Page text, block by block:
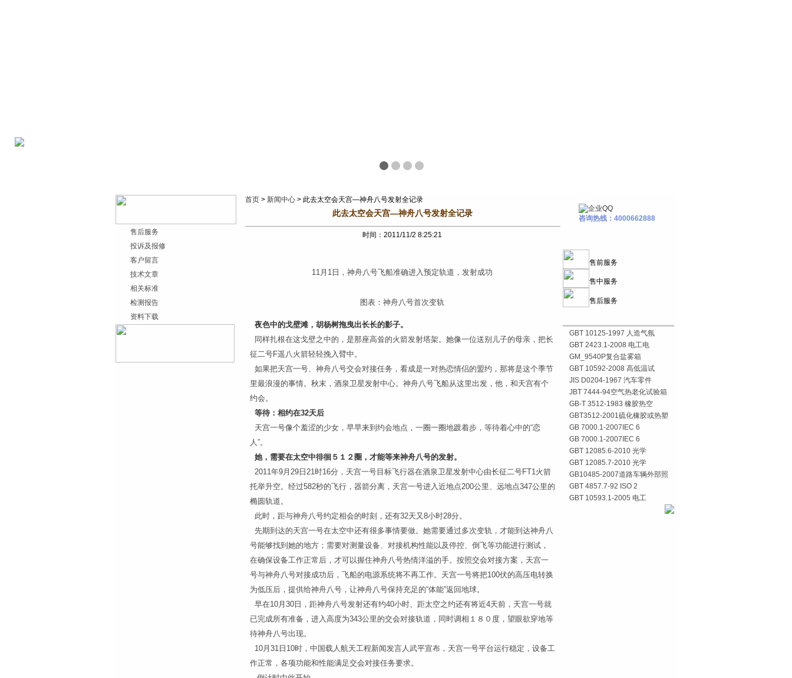
售后服务
投诉及报修
客户留言
技术文章
相关标准
检测报告
资料下载
首页 > 新闻中心 > 此去太空会天宫—神舟八号发射全记录
此去太空会天宫—神舟八号发射全记录
时间：2011/11/2 8:25:21
11月1日，神舟八号飞船准确进入预定轨道，发射成功
图表：神舟八号首次变轨
夜色中的戈壁滩，胡杨树拖曳出长长的影子。
同样扎根在这戈壁之中的，是那座高耸的火箭发射塔架。她像一位送别儿子的母亲，把长
征二号F遥八火箭轻轻挽入臂中。
如果把天宫一号、神舟八号交会对接任务，看成是一对热恋情侣的盟约，那将是这个季节
里最浪漫的事情。秋末，酒泉卫星发射中心。神舟八号飞船从这里出发，他，和天宫有个
约会。
等待：相约在32天后
天宫一号像个羞涩的少女，早早来到约会地点，一圈一圈地踱着步，等待着心中的“恋
人”。
她，需要在太空中徘徊５１２圈，才能等来神舟八号的发射。
2011年9月29日21时16分，天宫一号目标飞行器在酒泉卫星发射中心由长征二号FT1火箭
托举升空。经过582秒的飞行，器箭分离，天宫一号进入近地点200公里、远地点347公里的
椭圆轨道。
此时，距与神舟八号约定相会的时刻，还有32天又8小时28分。
先期到达的天宫一号在太空中还有很多事情要做。她需要通过多次变轨，才能到达神舟八
号能够找到她的地方；需要对测量设备、对接机构性能以及停控、倒飞等功能进行测试，
在确保设备工作正常后，才可以握住神舟八号热情洋溢的手。按照交会对接方案，天宫一
号与神舟八号对接成功后，飞船的电源系统将不再工作。天宫一号将把100伏的高压电转换
为低压后，提供给神舟八号，让神舟八号保持充足的“体能”返回地球。
早在10月30日，距神舟八号发射还有约40小时、距太空之约还有将近4天前，天宫一号就
已完成所有准备，进入高度为343公里的交会对接轨道，同时调相１８０度，望眼欲穿地等
待神舟八号出现。
10月31日10时，中国载人航天工程新闻发言人武平宣布，天宫一号平台运行稳定，设备工
作正常，各项功能和性能满足交会对接任务要求。
咨询热线：4000662888
售前服务
售中服务
售后服务
GBT 10125-1997 人造气氛
GBT 2423.1-2008 电工电
GM_9540P复合盐雾箱
GBT 10592-2008 高低温试
JIS D0204-1967 汽车零件
JBT 7444-94空气热老化试验箱
GB-T 3512-1983 橡胶热空
GBT3512-2001硫化橡胶或热塑
GB 7000.1-2007IEC 6
GB 7000.1-2007IEC 6
GBT 12085.6-2010 光学
GBT 12085.7-2010 光学
GB10485-2007道路车辆外部照
GBT 4857.7-92 ISO 2
GBT 10593.1-2005 电工